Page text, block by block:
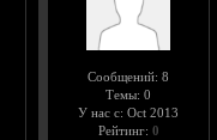
Сообщений: 8
Темы: 0
У нас с: Oct 2013
Рейтинг: 0